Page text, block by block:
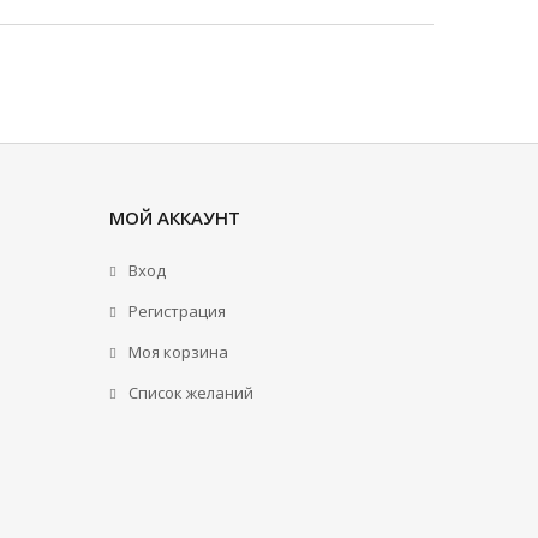
МОЙ АККАУНТ
Вход
Регистрация
Моя корзина
Cписок желаний